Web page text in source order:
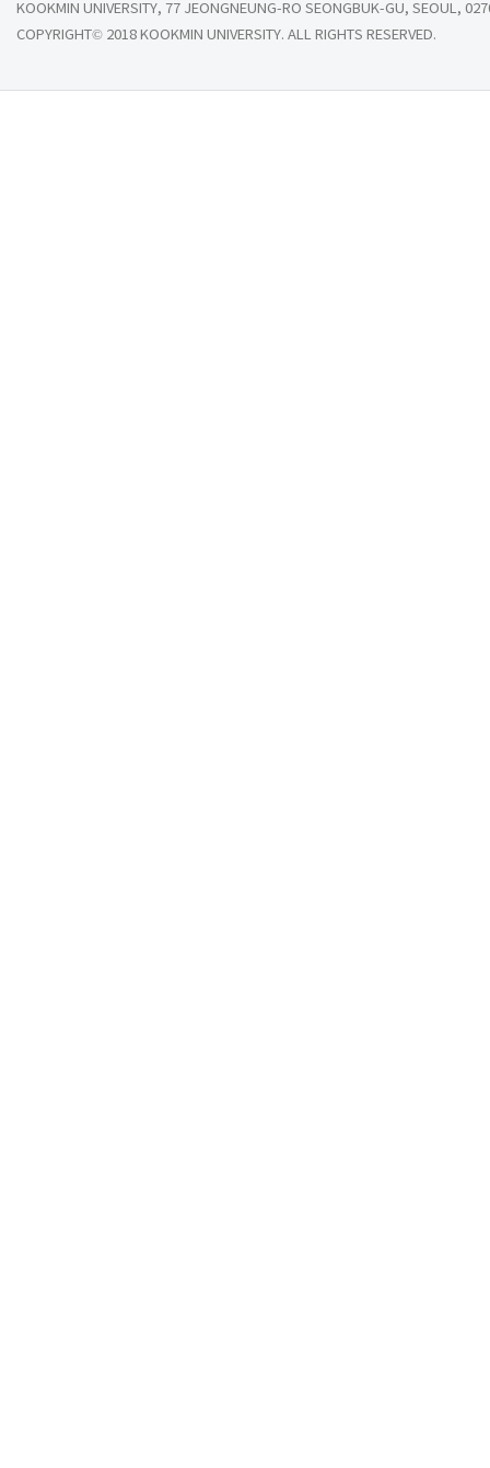
KOOKMIN UNIVERSITY, 77 JEONGNEUNG-RO SEONGBUK-GU, SEOUL,
COPYRIGHT© 2018 KOOKMIN UNIVERSITY. ALL RIGHTS RESERVED.